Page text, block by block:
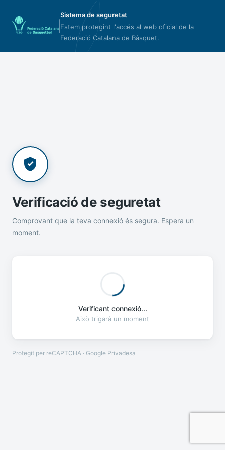
Sistema de seguretat
Estem protegint l'accés al web oficial de la
Federació Catalana de Bàsquet.
Verificació de seguretat
Comprovant que la teva connexió és segura. Espera un
moment.
Verificant connexió...
Això trigarà un moment
Protegit per reCAPTCHA · Google Privadesa